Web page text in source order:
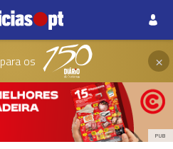
para os ×
PUB